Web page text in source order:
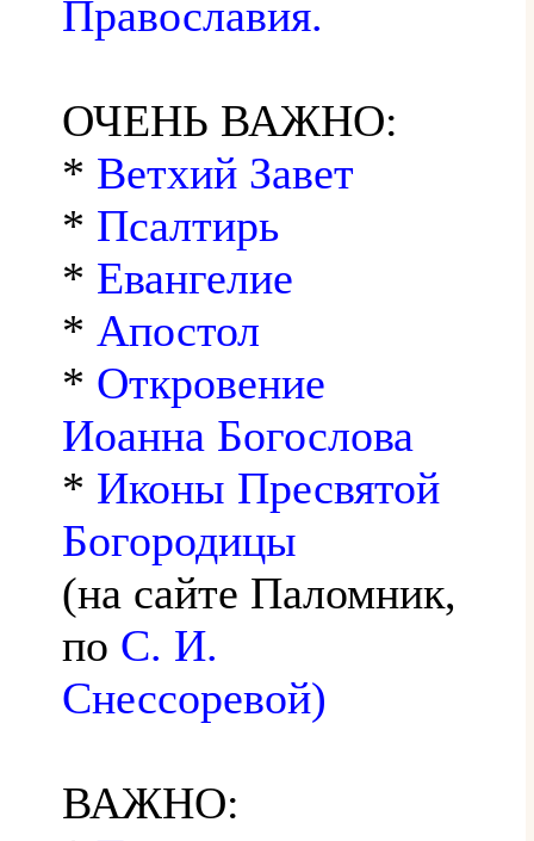
Православия.
ОЧЕНЬ ВАЖНО:
* Ветхий Завет
* Псалтирь
* Евангелие
* Апостол
* Откровение
Иоанна Богослова
* Иконы Пресвятой
Богородицы
(на сайте Паломник,
по С. И.
Снессоревой)
ВАЖНО: